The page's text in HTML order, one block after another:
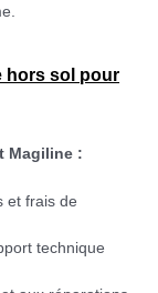
hors sol pour
Magiline :
et frais de
technique